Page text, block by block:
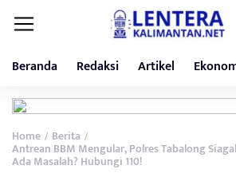
Beranda Redaksi Artikel
Home / Berita /
Antrean BBM Mengular, Polres Tabalong
Ada Masalah? Hubungi 110!